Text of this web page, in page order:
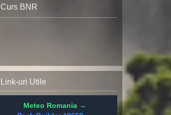
Curs BNR
Link-uri Utile
Meteo Romania →